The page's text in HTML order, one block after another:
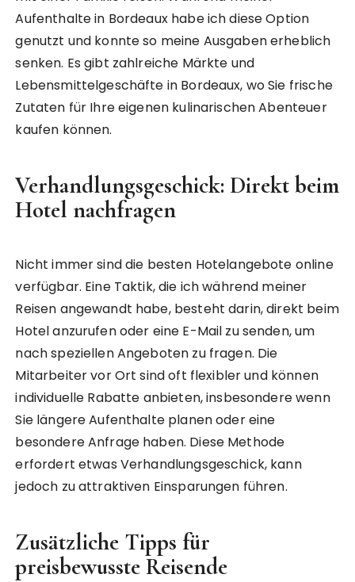
Aufenthalte in Bordeaux habe ich diese Option
genutzt und konnte so meine Ausgaben erheblich
senken. Es gibt zahlreiche Märkte und
Lebensmittelgeschäfte in Bordeaux, wo Sie frische
Zutaten für Ihre eigenen kulinarischen Abenteuer
kaufen können.
Verhandlungsgeschick: Direkt beim
Hotel nachfragen
Nicht immer sind die besten Hotelangebote online
verfügbar. Eine Taktik, die ich während meiner
Reisen angewandt habe, besteht darin, direkt beim
Hotel anzurufen oder eine E-Mail zu senden, um
nach speziellen Angeboten zu fragen. Die
Mitarbeiter vor Ort sind oft flexibler und können
individuelle Rabatte anbieten, insbesondere wenn
Sie längere Aufenthalte planen oder eine
besondere Anfrage haben. Diese Methode
erfordert etwas Verhandlungsgeschick, kann
jedoch zu attraktiven Einsparungen führen.
Zusätzliche Tipps für
preisbewusste Reisende